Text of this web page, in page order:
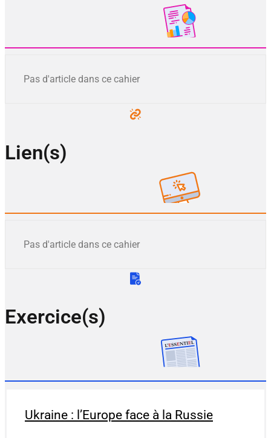
Pas d'article dans ce cahier
Lien(s)
Pas d'article dans ce cahier
Exercice(s)
Ukraine : l’Europe face à la Russie